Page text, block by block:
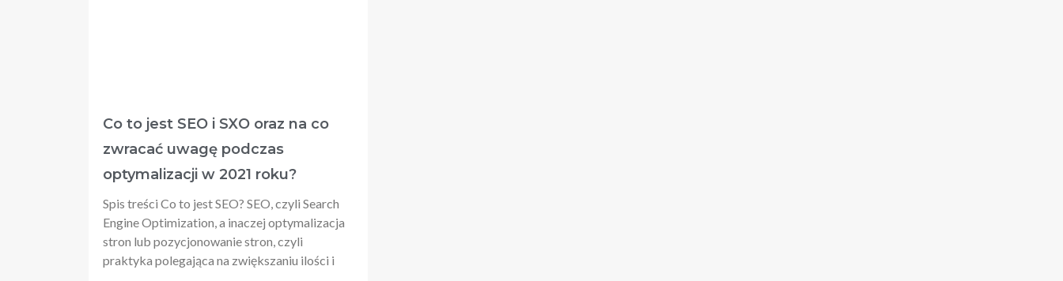
Co to jest SEO i SXO oraz na co
zwracać uwagę podczas
optymalizacji w 2021 roku?
Spis treści Co to jest SEO? SEO, czyli Search
Engine Optimization, a inaczej optymalizacja
stron lub pozycjonowanie stron, czyli
praktyka polegająca na zwiększaniu ilości i